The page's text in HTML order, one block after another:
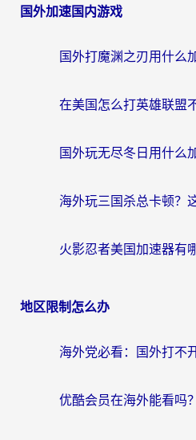
国外加速国内游戏
地区限制怎么办